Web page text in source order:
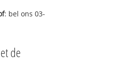
: bel ons 03-
de